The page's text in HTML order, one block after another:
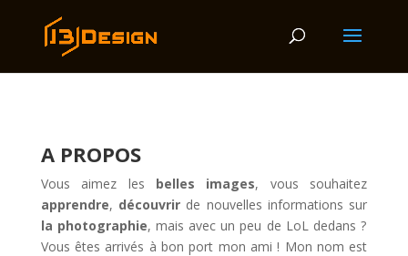
A PROPOS
Vous aimez les belles images, vous souhaitez
apprendre, découvrir de nouvelles informations sur
la photographie, mais avec un peu de LoL dedans ?
Vous êtes arrivés à bon port mon ami ! Mon nom est